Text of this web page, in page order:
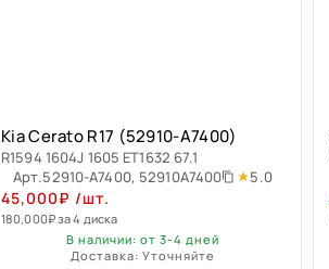
Kia Cerato R17 (52910-A7400)
R1594 1604J 1605 ET1632 67.1
Арт.52910-A7400, 52910A7400 5.0
45,000₽ /шт.
180,000₽за 4 диска
В наличии: от 3-4 дней
Доставка: Уточняйте